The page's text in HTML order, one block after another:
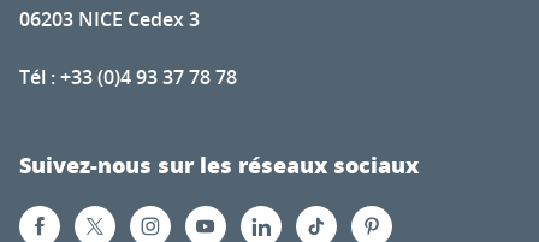
06203 NICE Cedex 3
Tél : +33 (0)4 93 37 78 78
Suivez-nous sur les réseaux sociaux